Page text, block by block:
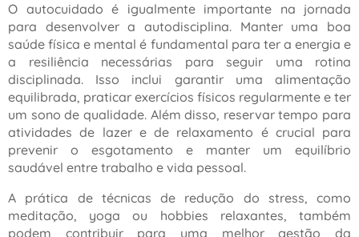
O autocuidado é igualmente importante na jornada
para desenvolver a autodisciplina. Manter uma boa
saúde física e mental é fundamental para ter a energia e
a resiliência necessárias para seguir uma rotina
disciplinada. Isso inclui garantir uma alimentação
equilibrada, praticar exercícios físicos regularmente e ter
um sono de qualidade. Além disso, reservar tempo para
atividades de lazer e de relaxamento é crucial para
prevenir o esgotamento e manter um equilíbrio
saudável entre trabalho e vida pessoal.
A prática de técnicas de redução do stress, como
meditação, yoga ou hobbies relaxantes, também
podem contribuir para uma melhor gestão da